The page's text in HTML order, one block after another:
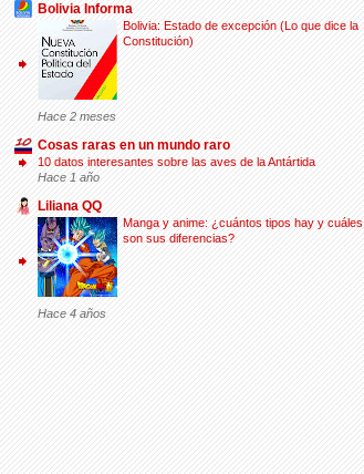
Bolivia Informa
Bolivia: Estado de excepción (Lo que dice la
Constitución)
Hace 2 meses
Cosas raras en un mundo raro
10 datos interesantes sobre las aves de la Antártida
Hace 1 año
Liliana QQ
Manga y anime: ¿cuántos tipos hay y cuáles
son sus diferencias?
Hace 4 años